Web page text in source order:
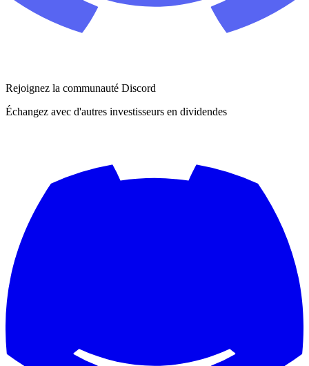
Rejoignez la communauté Discord
Échangez avec d'autres investisseurs en dividendes